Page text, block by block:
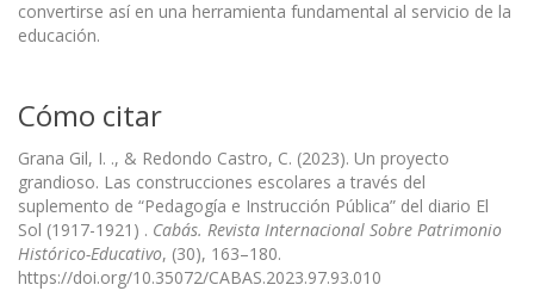
convertirse así en una herramienta fundamental al servicio de la
educación.
Cómo citar
Grana Gil, I. ., & Redondo Castro, C. (2023). Un proyecto
grandioso. Las construcciones escolares a través del
suplemento de “Pedagogía e Instrucción Pública” del diario El
Sol (1917-1921) . Cabás. Revista Internacional Sobre Patrimonio
Histórico-Educativo, (30), 163–180.
https://doi.org/10.35072/CABAS.2023.97.93.010